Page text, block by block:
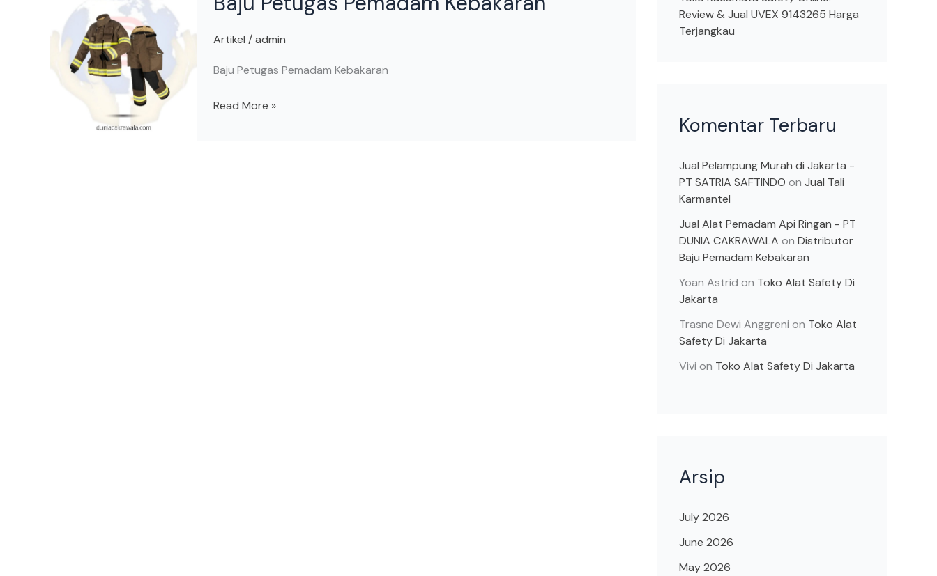
Artikel /admin
Baju Petugas Pemadam Kebakaran
Pemadam
Kebakaran
Read More »
Review & Jual UVEX 9143265 Harga
Terjangkau
Komentar Terbaru
Jual Pelampung Murah di Jakarta -
PT SATRIA SAFTINDO on Jual Tali
Karmantel
Jual Alat Pemadam Api Ringan - PT
DUNIA CAKRAWALA on Distributor
Baju Pemadam Kebakaran
Yoan Astrid on Toko Alat Safety Di
Jakarta
Trasne Dewi Anggreni on Toko Alat
Safety Di Jakarta
Vivi on Toko Alat Safety Di Jakarta
Arsip
July 2026
June 2026
May 2026